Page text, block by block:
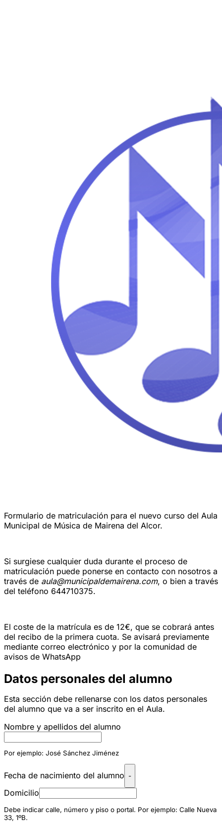
Formulario de matriculación para el nuevo curso del Aula
Municipal de Música de Mairena del Alcor.
Si surgiese cualquier duda durante el proceso de
matriculación puede ponerse en contacto con nosotros a
través de aula@municipaldemairena.com, o bien a través
del teléfono 644710375.
El coste de la matrícula es de 12€, que se cobrará antes
del recibo de la primera cuota. Se avisará previamente
mediante correo electrónico y por la comunidad de
avisos de WhatsApp
Datos personales del alumno
Esta sección debe rellenarse con los datos personales
del alumno que va a ser inscrito en el Aula.
Nombre y apellidos del alumno
Por ejemplo: José Sánchez Jiménez
Fecha de nacimiento del alumno -
Domicilio
Debe indicar calle, número y piso o portal. Por ejemplo: Calle Nueva
33, 1ºB.